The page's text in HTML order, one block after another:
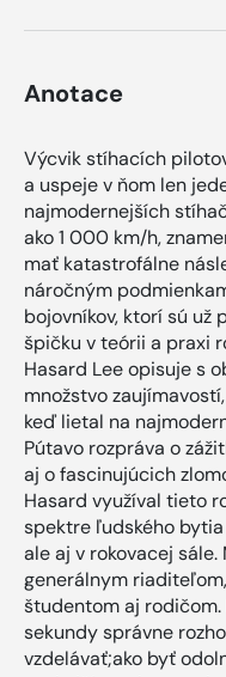
Anotace
Výcvik stíhacích
a uspeje v ňom len
najmodernejších
ako 1 000 km/h,
mať katastrofálne
náročným
bojovníkov, ktorí sú už
špičku v teórii a praxi
Hasard Lee opisuje s
množstvo
keď lietal na
Pútavo rozpráva o
aj o fascinujúcich
Hasard využíval tieto
spektre ľudského
ale aj v rokovacej
generálnym
študentom aj rodičom.
sekundy správne
vzdelávať;ako byť